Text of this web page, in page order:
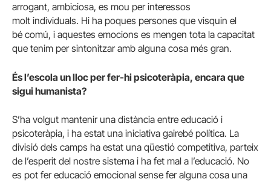
arrogant, ambiciosa, es mou per interessos
molt individuals. Hi ha poques persones que visquin el
bé comú, i aquestes emocions es mengen tota la capacitat
que tenim per sintonitzar amb alguna cosa més gran.
És l’escola un lloc per fer-hi psicoteràpia, encara que
sigui humanista?
S’ha volgut mantenir una distància entre educació i
psicoteràpia, i ha estat una iniciativa gairebé política. La
divisió dels camps ha estat una qüestió competitiva, parteix
de l’esperit del nostre sistema i ha fet mal a l’educació. No
es pot fer educació emocional sense fer alguna cosa una